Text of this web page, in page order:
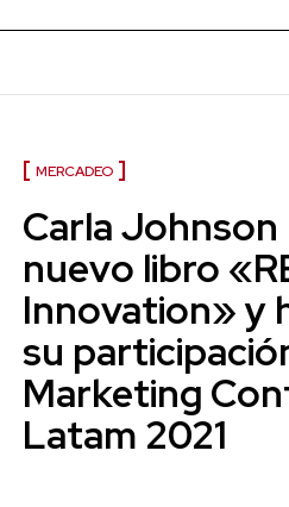
MERCADEO
Carla
nuevo libro
Innovation» y
su
Marketing
Latam 2021